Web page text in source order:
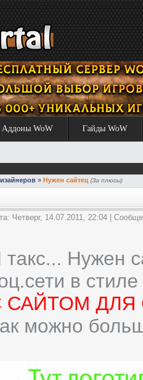
Аддоны WoW Гайды WoW
» Нужен сайтец (За плюсы)
Четверг, 14.07.2011, 22:04 |
такс... Нужен
в
САЙТОМ ДЛЯ
можно